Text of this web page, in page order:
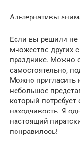
Альтернативы
Если вы решили не
множество других
празднике. Можно
самостоятельно,
Можно пригласить
небольшое
который потребует
находчивость. Я
настоящий
понравилось!